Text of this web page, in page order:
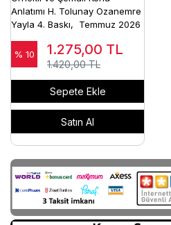
Anlatımı H. Tolunay Ozanemre
Yayla 4. Baskı, Temmuz 2026
% 10 1.275,00 TL
1.420,00 TL
Sepete Ekle
Satın Al